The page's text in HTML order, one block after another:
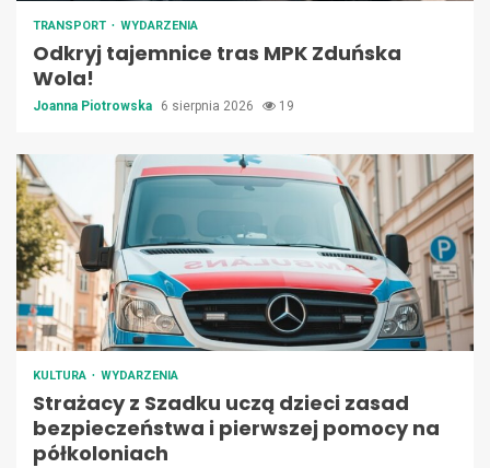
TRANSPORT WYDARZENIA
Odkryj tajemnice tras MPK Zduńska
Wola!
Joanna Piotrowska 6 sierpnia 2026 19
KULTURA WYDARZENIA
Strażacy z Szadku uczą dzieci zasad
bezpieczeństwa i pierwszej pomocy na
półkoloniach